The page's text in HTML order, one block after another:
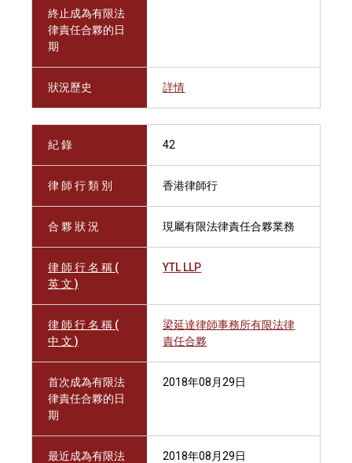
終止成為有限法
律責任合夥的日
期
狀況歷史 詳情
紀 錄 42
律 師 行 類 別 香港律師行
合 夥 狀 況 現屬有限法律責任合夥業務
律 師 行 名 稱 (
英 文 )
YTL LLP
律 師 行 名 稱 (
中 文 )
梁延達律師事務所有限法律
責任合夥
首次成為有限法
律責任合夥的日
期
2018年08月29日
最近成為有限法
2018年08月29日